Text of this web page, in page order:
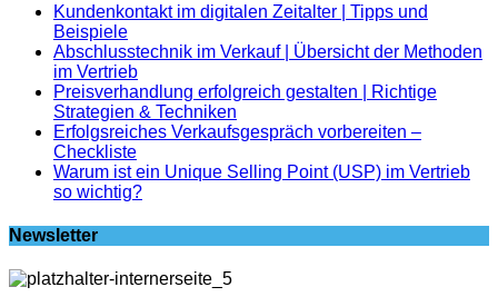
Kundenkontakt im digitalen Zeitalter | Tipps und
Beispiele
Abschlusstechnik im Verkauf | Übersicht der Methoden
im Vertrieb
Preisverhandlung erfolgreich gestalten | Richtige
Strategien & Techniken
Erfolgsreiches Verkaufsgespräch vorbereiten –
Checkliste
Warum ist ein Unique Selling Point (USP) im Vertrieb
so wichtig?
Newsletter